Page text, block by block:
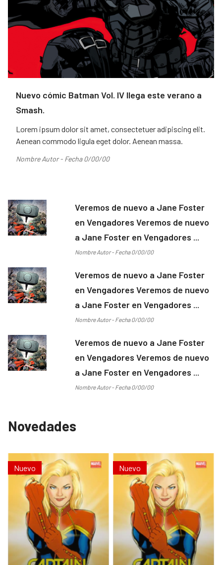
Nuevo cómic Batman Vol. IV llega este verano a
Smash.
Lorem ipsum dolor sit amet, consectetuer adipiscing elit.
Aenean commodo ligula eget dolor. Aenean massa.
Nombre Autor - Fecha 0/00/00
Veremos de nuevo a Jane Foster
en Vengadores Veremos de nuevo
a Jane Foster en Vengadores ...
Nombre Autor - Fecha 0/00/00
Veremos de nuevo a Jane Foster
en Vengadores Veremos de nuevo
a Jane Foster en Vengadores ...
Nombre Autor - Fecha 0/00/00
Veremos de nuevo a Jane Foster
en Vengadores Veremos de nuevo
a Jane Foster en Vengadores ...
Nombre Autor - Fecha 0/00/00
Novedades
Nuevo Nuevo